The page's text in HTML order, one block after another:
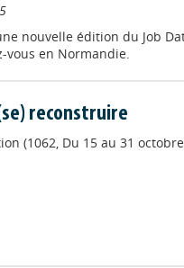
nouvelle édition du Job
vous en Normandie.
reconstruire
(1062, Du 15 au 31